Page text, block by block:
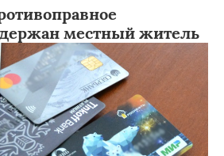
местный житель